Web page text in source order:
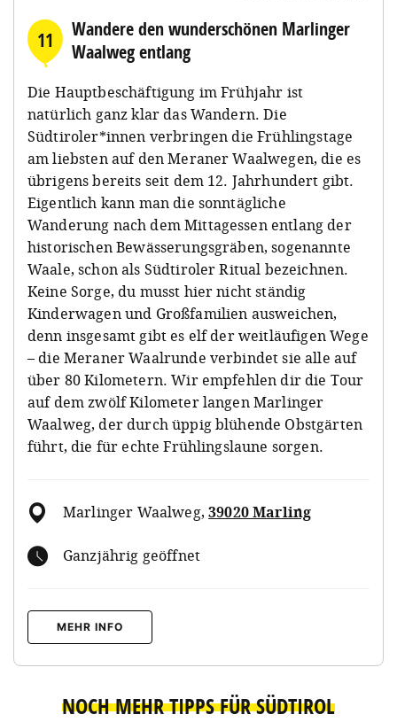
11
Wandere den wunderschönen Marlinger
Waalweg entlang
Die Hauptbeschäftigung im Frühjahr ist
natürlich ganz klar das Wandern. Die
Südtiroler*innen verbringen die Frühlingstage
am liebsten auf den Meraner Waalwegen, die es
übrigens bereits seit dem 12. Jahrhundert gibt.
Eigentlich kann man die sonntägliche
Wanderung nach dem Mittagessen entlang der
historischen Bewässerungsgräben, sogenannte
Waale, schon als Südtiroler Ritual bezeichnen.
Keine Sorge, du musst hier nicht ständig
Kinderwagen und Großfamilien ausweichen,
denn insgesamt gibt es elf der weitläufigen Wege
– die Meraner Waalrunde verbindet sie alle auf
über 80 Kilometern. Wir empfehlen dir die Tour
auf dem zwölf Kilometer langen Marlinger
Waalweg, der durch üppig blühende Obstgärten
führt, die für echte Frühlingslaune sorgen.
Marlinger Waalweg,39020 Marling
Ganzjährig geöffnet
MEHR INFO
NOCH MEHR TIPPS FÜR SÜDTIROL